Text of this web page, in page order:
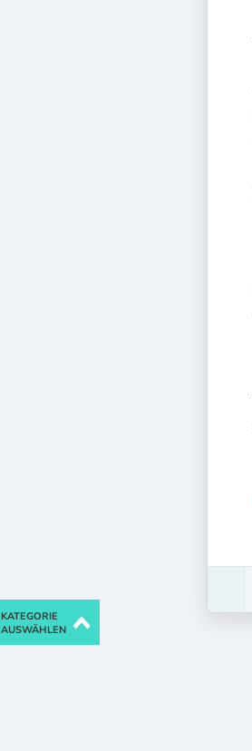
KATEGORIE
AUSWÄHLEN